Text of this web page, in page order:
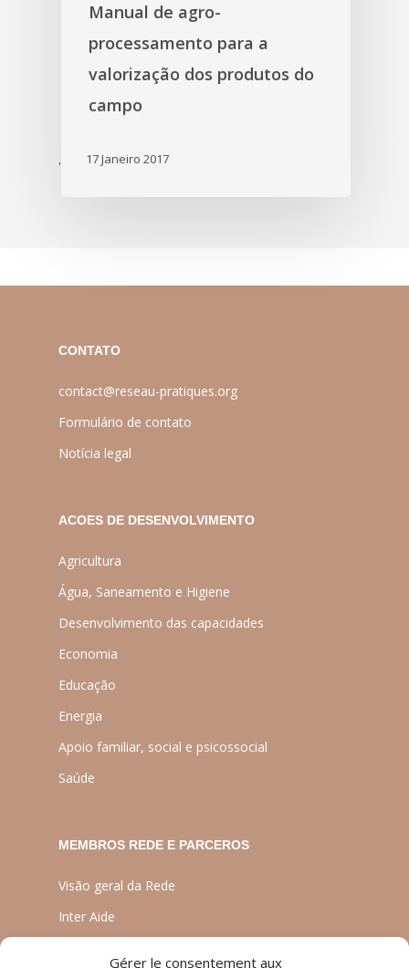
Gérer le consentement aux
'
Manual de agro-
processamento para a
valorização dos produtos do
campo
17 Janeiro 2017
CONTATO
contact@reseau-pratiques.org
Formulário de contato
Notícia legal
ACOES DE DESENVOLVIMENTO
Agricultura
Água, Saneamento e Higiene
Desenvolvimento das capacidades
Economia
Educação
Energia
Apoio familiar, social e psicossocial
Saúde
MEMBROS REDE E PARCEROS
Visão geral da Rede
Inter Aide